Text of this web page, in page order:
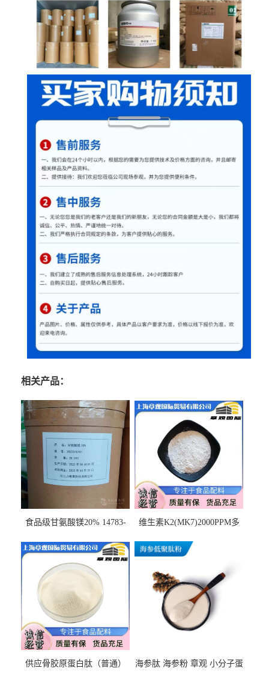
相关产品：
食品级甘氨酸镁20% 14783-
饮料 20%
维生素K2(MK7)2000PPM多
应
供应骨胶原蛋白肽（普通）
海参肽 海参粉 章观 小分子蛋